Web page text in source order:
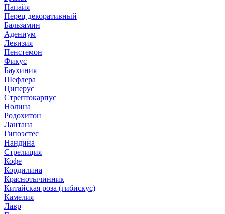
Папайя
Перец декоративный
Бальзамин
Адениум
Левизия
Пенстемон
Фикус
Баухиния
Шефлера
Циперус
Стрептокарпус
Нолина
Родохитон
Лантана
Гипоэстес
Нандина
Стрелиция
Кофе
Кордилина
Краснотычинник
Китайская роза (гибискус)
Камелия
Лавр